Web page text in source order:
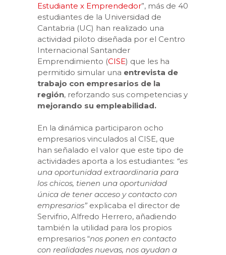
Estudiante x Emprendedor”, más de 40
estudiantes de la Universidad de
Cantabria (UC) han realizado una
actividad piloto diseñada por el Centro
Internacional Santander
Emprendimiento (CISE) que les ha
permitido simular una entrevista de
trabajo con empresarios de la
región, reforzando sus competencias y
mejorando su empleabilidad.
En la dinámica participaron ocho
empresarios vinculados al CISE, que
han señalado el valor que este tipo de
actividades aporta a los estudiantes: “es
una oportunidad extraordinaria para
los chicos, tienen una oportunidad
única de tener acceso y contacto con
empresarios” explicaba el director de
Servifrio, Alfredo Herrero, añadiendo
también la utilidad para los propios
empresarios “nos ponen en contacto
con realidades nuevas, nos ayudan a